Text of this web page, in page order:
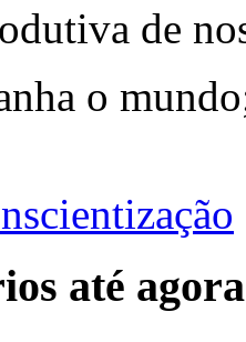
de
o
até